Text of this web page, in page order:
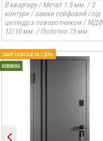
В квартиру / Метал 1.5 мм. / 2
контури / замки сейфовий і під
циліндр з поворотником / МДФ
12/10 мм. / Полотно 75 мм.